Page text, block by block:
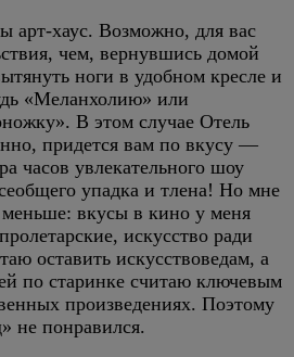
арт-хаус. Возможно, для вас
чем, вернувшись домой
ноги в удобном кресле и
«Меланхолию» или
В этом случае Отель
придется вам по вкусу —
часов увлекательного шоу
упадка и тлена! Но мне
меньше: вкусы в кино у меня
искусство ради
оставить искусствоведам, а
по старинке считаю ключевым
произведениях. Поэтому
не понравился.